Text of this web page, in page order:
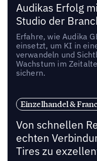
Audikas Erfolg
Studio der
Erfahre, wie Audika
einsetzt, um KI in
verwandeln und
Wachstum im
sichern.
Einzelhandel &
Von schnellen
echten
Tires zu